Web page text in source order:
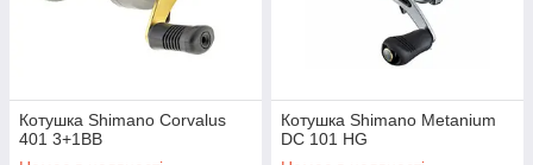
Котушка Shimano Corvalus
401 3+1BB
Котушка Shimano Metanium
DC 101 HG